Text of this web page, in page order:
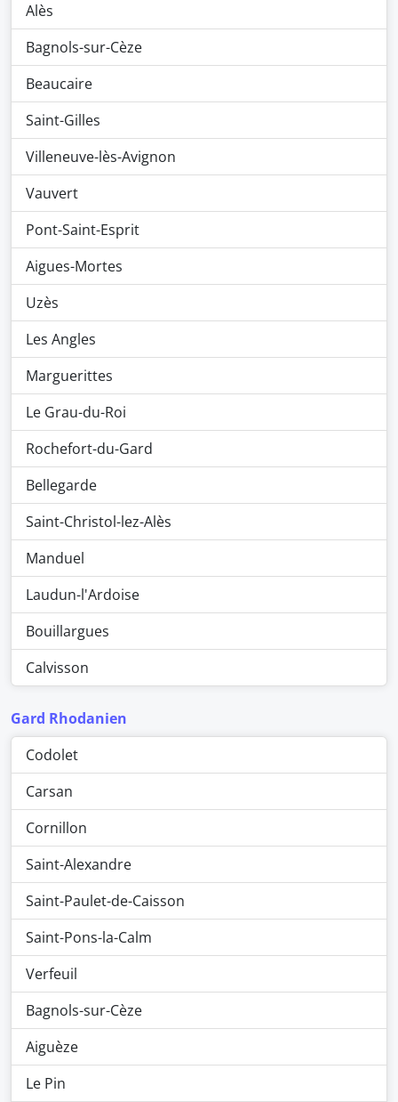
Alès
Bagnols-sur-Cèze
Beaucaire
Saint-Gilles
Villeneuve-lès-Avignon
Vauvert
Pont-Saint-Esprit
Aigues-Mortes
Uzès
Les Angles
Marguerittes
Le Grau-du-Roi
Rochefort-du-Gard
Bellegarde
Saint-Christol-lez-Alès
Manduel
Laudun-l'Ardoise
Bouillargues
Calvisson
Gard Rhodanien
Codolet
Carsan
Cornillon
Saint-Alexandre
Saint-Paulet-de-Caisson
Saint-Pons-la-Calm
Verfeuil
Bagnols-sur-Cèze
Aiguèze
Le Pin